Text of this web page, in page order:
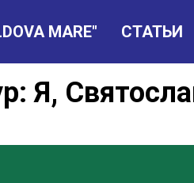
MARE" СТАТЬИ
Я,